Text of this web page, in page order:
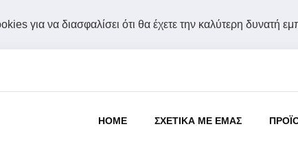
για να διασφαλίσει ότι θα έχετε την καλύτερη δυνατή
HOME ΣΧΕΤΙΚΑ ΜΕ ΕΜΑΣ